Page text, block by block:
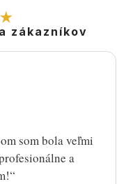
zákazníkov
som bola veľmi
a